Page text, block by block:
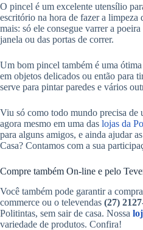
O pincel é um excelente utensílio
escritório na hora de fazer a
mais: só ele consegue varrer a
janela ou das portas de correr.
Um bom pincel também é uma
em objetos delicados ou então para
serve para pintar paredes e vários
Viu só como todo mundo precisa de
agora mesmo em uma das lojas da
para alguns amigos, e ainda ajudar
Casa? Contamos com a sua
Compre também On-line e pelo
Você também pode garantir a
commerce ou o televendas (27)
Politintas, sem sair de casa. Nossa
variedade de produtos. Confira!